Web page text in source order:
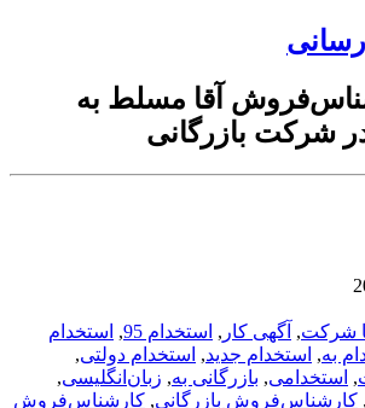
آقا مسلط به
شرکت بازرگانی
شرکت, آگهی کار , استخدام 95 , استخدام
به, استخدام جدید, استخدام دولتی,
, استخدامی, بازرگانی به, زبان‌انگلیسی,
, کارشناس‌فروش بازرگانی, کارشناس‌فروش